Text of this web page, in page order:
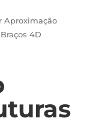
Aproximação
4D